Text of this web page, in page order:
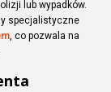
lub wypadków.
specjalistyczne
, co pozwala na